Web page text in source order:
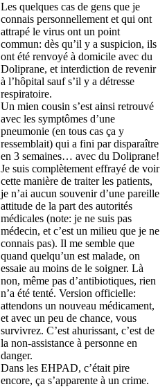
Les quelques cas de gens que je
connais personnellement et qui ont
attrapé le virus ont un point
commun: dès qu’il y a suspicion, ils
ont été renvoyé à domicile avec du
Doliprane, et interdiction de revenir
à l’hôpital sauf s’il y a détresse
respiratoire.
Un mien cousin s’est ainsi retrouvé
avec les symptômes d’une
pneumonie (en tous cas ça y
ressemblait) qui a fini par disparaître
en 3 semaines… avec du Doliprane!
Je suis complètement effrayé de voir
cette manière de traiter les patients,
je n’ai aucun souvenir d’une pareille
attitude de la part des autorités
médicales (note: je ne suis pas
médecin, et c’est un milieu que je ne
connais pas). Il me semble que
quand quelqu’un est malade, on
essaie au moins de le soigner. Là
non, même pas d’antibiotiques, rien
n’a été tenté. Version officielle:
attendons un nouveau médicament,
et avec un peu de chance, vous
survivrez. C’est ahurissant, c’est de
la non-assistance à personne en
danger.
Dans les EHPAD, c’était pire
encore, ça s’apparente à un crime.